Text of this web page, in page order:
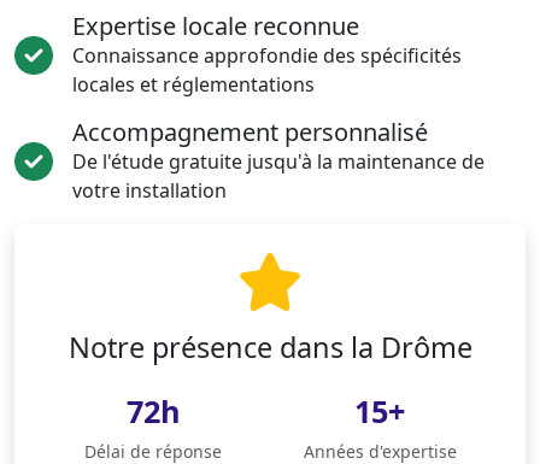
Expertise locale reconnue
Connaissance approfondie des spécificités
locales et réglementations
Accompagnement personnalisé
De l'étude gratuite jusqu'à la maintenance de
votre installation
Notre présence dans la Drôme
72h
Délai de réponse
15+
Années d'expertise